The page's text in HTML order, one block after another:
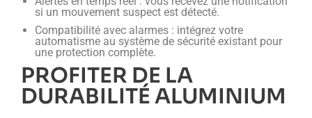
si un mouvement suspect est détecté.
Compatibilité avec alarmes : intégrez votre
automatisme au système de sécurité existant pour
une protection complète.
PROFITER DE LA
DURABILITÉ ALUMINIUM